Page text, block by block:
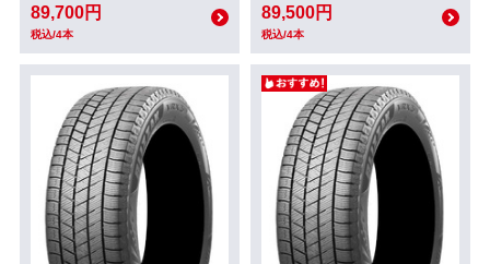
89,700円
税込/4本
89,500円
税込/4本